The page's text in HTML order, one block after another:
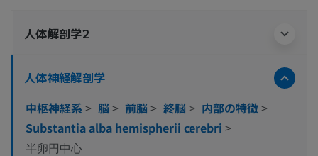
人体解剖学2
人体神経解剖学
中枢神経系> 脳> 前脳> 終脳> 内部の特徴>
Substantia alba hemispherii cerebri >
半卵円中心